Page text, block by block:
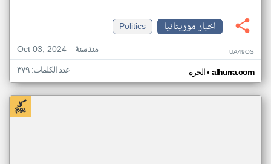
اخبار موريتانيا
Politics
Oct 03, 2024
منذ سنة UA49OS
الحرة• alhurra.com عدد الكلمات: ٣٧٩